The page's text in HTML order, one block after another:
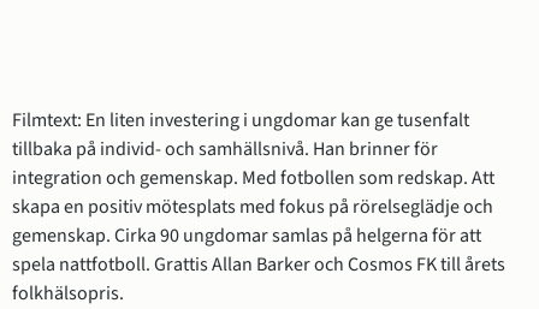
Filmtext: En liten investering i ungdomar kan ge tusenfalt
tillbaka på individ- och samhällsnivå. Han brinner för
integration och gemenskap. Med fotbollen som redskap. Att
skapa en positiv mötesplats med fokus på rörelseglädje och
gemenskap. Cirka 90 ungdomar samlas på helgerna för att
spela nattfotboll. Grattis Allan Barker och Cosmos FK till årets
folkhälsopris.